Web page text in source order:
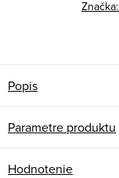
Značka:
Popis
Parametre produktu
Hodnotenie